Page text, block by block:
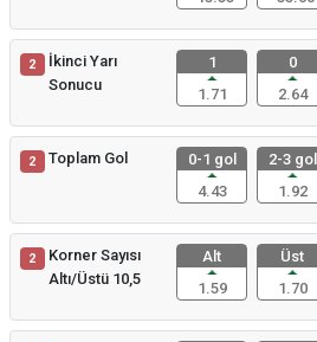
2
İkinci Yarı
Sonucu
1
1.71
0
2.64
2 Toplam Gol
0-1 gol
4.43
2-3 gol
1.92
2
Korner Sayısı
Altı/Üstü 10,5
Alt
1.59
Üst
1.70